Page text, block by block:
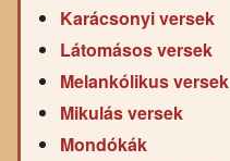
Karácsonyi versek
Látomásos versek
Melankólikus versek
Mikulás versek
Mondókák